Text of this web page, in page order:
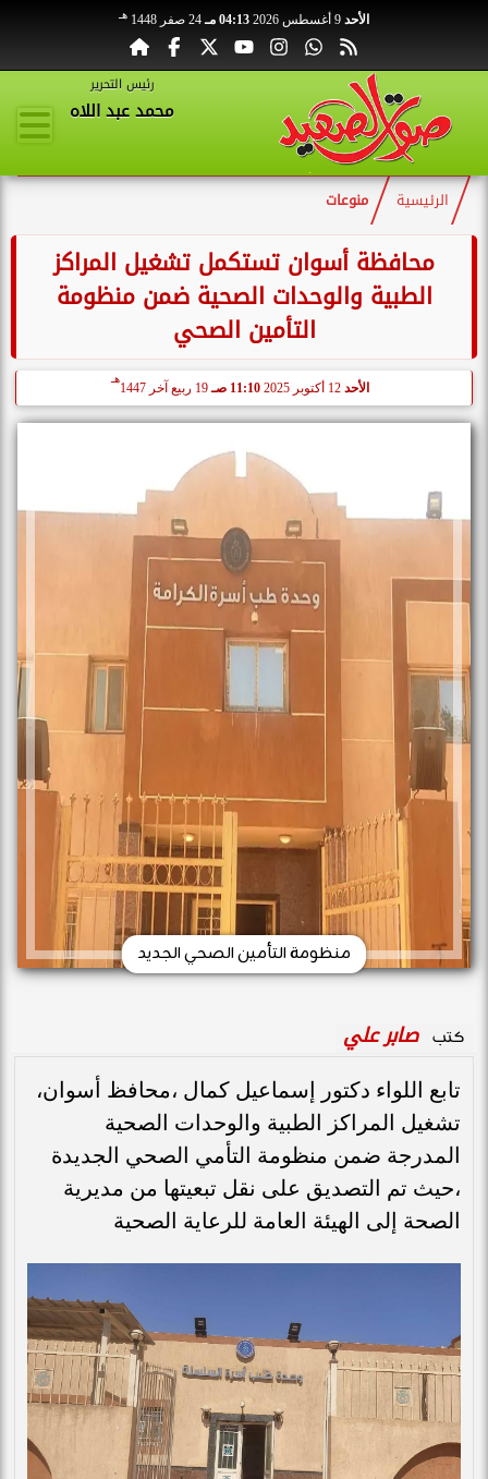
الأحد 04:13 مـ 24 صفر 1448 هـ
رئيس التحرير
محمد عبد اللاه
الرئيسية منوعات
محافظة أسوان تستكمل تشغيل المراكز
الطبية والوحدات الصحية ضمن منظومة
التأمين الصحي
الأحد 12 أكتوبر 2025 11:10 صـ 19 ربيع آخر 1447
هـ
منظومة التأمين الصحي الجديد
كتب صابر علي
تابع اللواء دكتور إسماعيل كمال ،محافظ أسوان،
تشغيل المراكز الطبية والوحدات الصحية
المدرجة ضمن منظومة التأمي الصحي الجديدة
،حيث تم التصديق على نقل تبعيتها من مديرية
الصحة إلى الهيئة العامة للرعاية الصحية